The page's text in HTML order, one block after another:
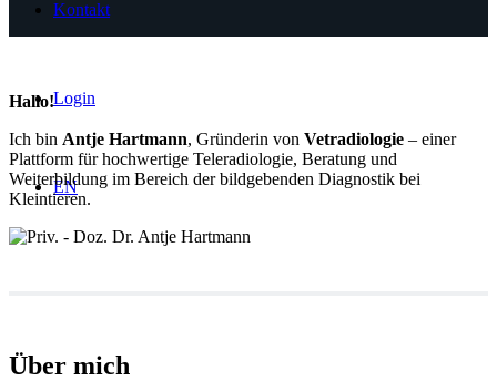
Kontakt
Login
EN
Hallo!
Ich bin Antje Hartmann, Gründerin von Vetradiologie – einer
Plattform für hochwertige Teleradiologie, Beratung und
Weiterbildung im Bereich der bildgebenden Diagnostik bei
Kleintieren.
Über mich